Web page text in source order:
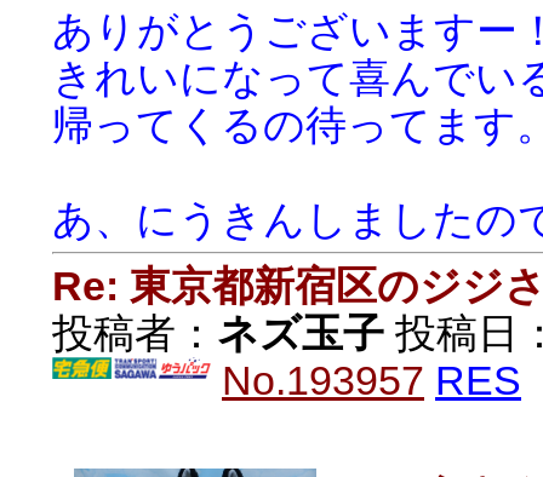
ありがとうございますー
きれいになって喜んでい
帰ってくるの待ってます
あ、にうきんしましたの
Re: 東京都新宿区のジジ
投稿者： ネズ玉子 投稿日
No.193957 RES